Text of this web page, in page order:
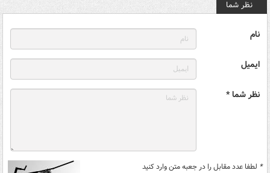
نظر شما
نام
ایمیل
نظر شما *
* لطفا عدد مقابل را در جعبه متن وارد کنید